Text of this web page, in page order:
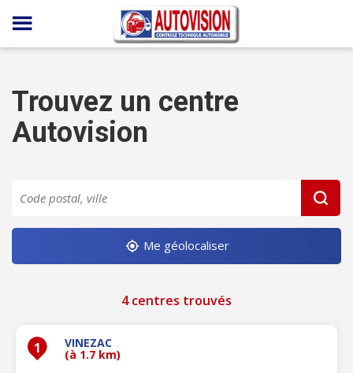
Panneau de gestion des cookies
Trouvez un centre
Autovision
Me géolocaliser
4 centres trouvés
1 VINEZAC
(à 1.7 km)